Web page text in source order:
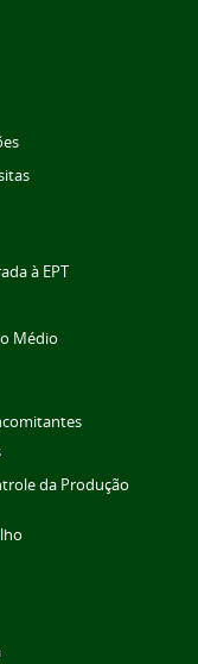
à EPT
Médio
da Produção